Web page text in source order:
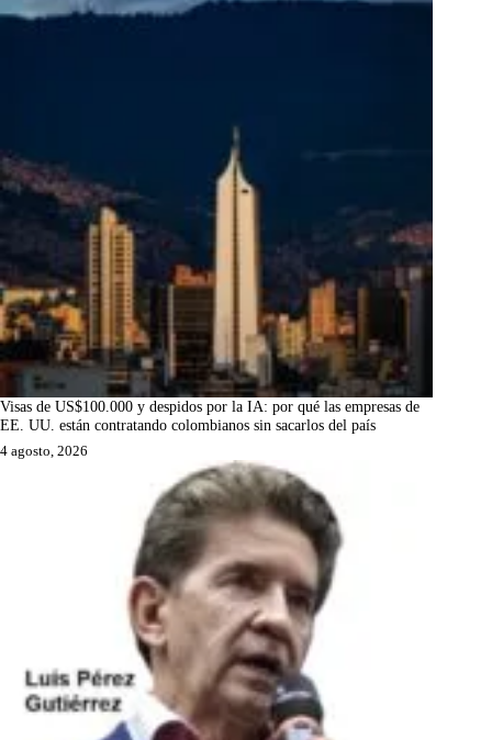
Visas de US$100.000 y despidos por la IA: por qué las empresas de
EE. UU. están contratando colombianos sin sacarlos del país
4 agosto, 2026